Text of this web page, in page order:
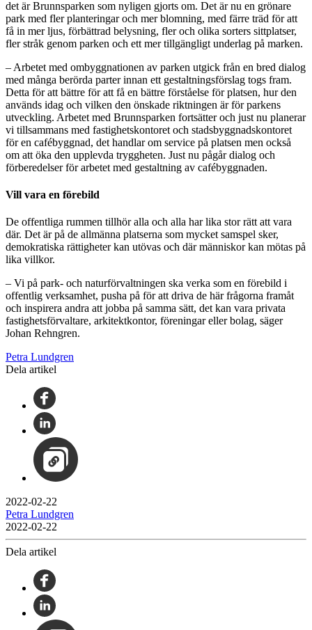
det är Brunnsparken som nyligen gjorts om. Det är nu en grönare
park med fler planteringar och mer blomning, med färre träd för att
få in mer ljus, förbättrad belysning, fler och olika sorters sittplatser,
fler stråk genom parken och ett mer tillgängligt underlag på marken.
– Arbetet med ombyggnationen av parken utgick från en bred dialog
med många berörda parter innan ett gestaltningsförslag togs fram.
Detta för att bättre för att få en bättre förståelse för platsen, hur den
används idag och vilken den önskade riktningen är för parkens
utveckling. Arbetet med Brunnsparken fortsätter och just nu planerar
vi tillsammans med fastighetskontoret och stadsbyggnadskontoret
för en cafébyggnad, det handlar om service på platsen men också
om att öka den upplevda tryggheten. Just nu pågår dialog och
förberedelser för arbetet med gestaltning av cafébyggnaden.
Vill vara en förebild
De offentliga rummen tillhör alla och alla har lika stor rätt att vara
där. Det är på de allmänna platserna som mycket samspel sker,
demokratiska rättigheter kan utövas och där människor kan mötas på
lika villkor.
– Vi på park- och naturförvaltningen ska verka som en förebild i
offentlig verksamhet, pusha på för att driva de här frågorna framåt
och inspirera andra att jobba på samma sätt, det kan vara privata
fastighetsförvaltare, arkitektkontor, föreningar eller bolag, säger
Johan Rehngren.
Petra Lundgren
Dela artikel
2022-02-22
Petra Lundgren
2022-02-22
Dela artikel